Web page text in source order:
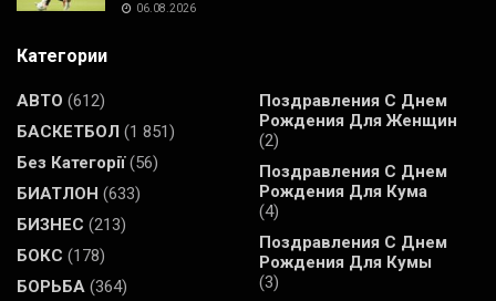
06.08.2026
Категории
АВТО (612)
БАСКЕТБОЛ (1 851)
Без Категорії(56)
БИАТЛОН (633)
БИЗНЕС (213)
БОКС (178)
БОРЬБА (364)
Поздравления С Днем
Рождения Для Женщин
(2)
Поздравления С Днем
Рождения Для Кума
(4)
Поздравления С Днем
Рождения Для Кумы
(3)